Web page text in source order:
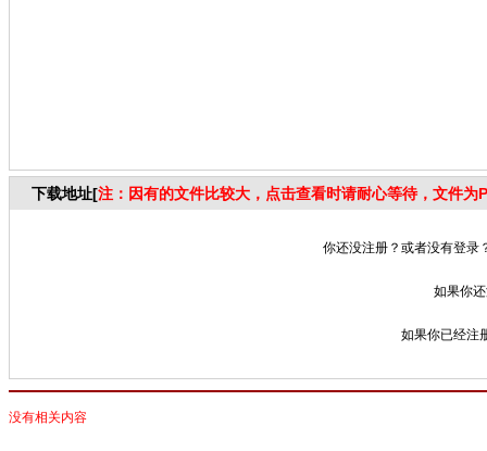
下载地址[注：因有的文件比较大，点击查看时请耐心等待，文件为
你还没注册？或者没有登录
如果你
如果你已经注
没有相关内容